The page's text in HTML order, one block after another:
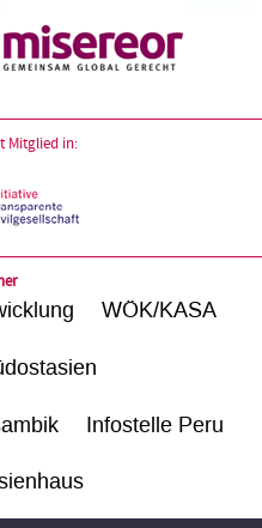
Mitglied in:
WÖK/KASA
Infostelle Peru